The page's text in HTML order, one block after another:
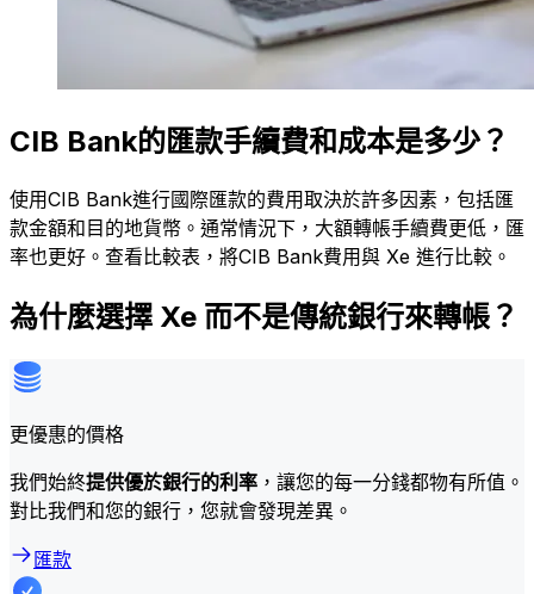
CIB Bank的匯款手續費和成本是多少？
使用CIB Bank進行國際匯款的費用取決於許多因素，包括匯
款金額和目的地貨幣。通常情況下，大額轉帳手續費更低，匯
率也更好。查看比較表，將CIB Bank費用與 Xe 進行比較。
為什麼選擇 Xe 而不是傳統銀行來轉帳？
更優惠的價格
我們始終提供優於銀行的利率 ，讓您的每一分錢都物有所值。
對比我們和您的銀行，您就會發現差異。
匯款